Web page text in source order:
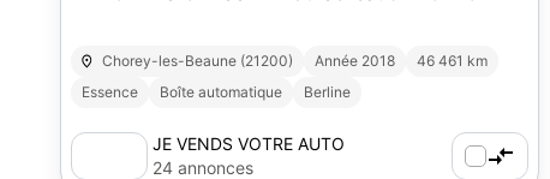
Chorey-les-Beaune (21200) Année 2018
46 461 km
Essence
Boîte automatique Berline
JE VENDS VOTRE AUTO
24 annonces